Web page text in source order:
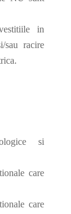
in
sau racire
si
care
care